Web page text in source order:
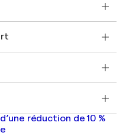
réduction de 10 %